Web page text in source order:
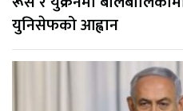
युनिसेफको आह्वान